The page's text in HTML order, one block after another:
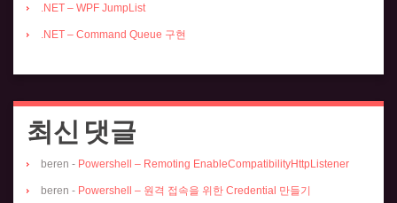
.NET – WPF JumpList
.NET – Command Queue 구현
최신 댓글
beren - Powershell – Remoting EnableCompatibilityHttpListener
beren - Powershell – 원격 접속을 위한 Credential 만들기